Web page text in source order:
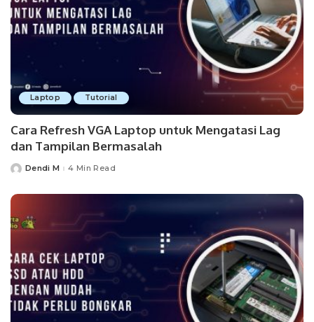
Laptop Tutorial
Cara Refresh VGA Laptop untuk Mengatasi Lag
dan Tampilan Bermasalah
PostedDendi M 4 Min Read